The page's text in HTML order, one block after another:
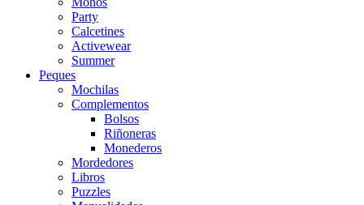
Party
Calcetines
Activewear
Summer
Peques
Mochilas
Complementos
Bolsos
Riñoneras
Monederos
Mordedores
Libros
Puzzles